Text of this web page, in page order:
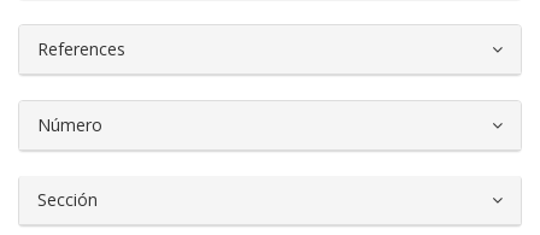
References
Número
Sección